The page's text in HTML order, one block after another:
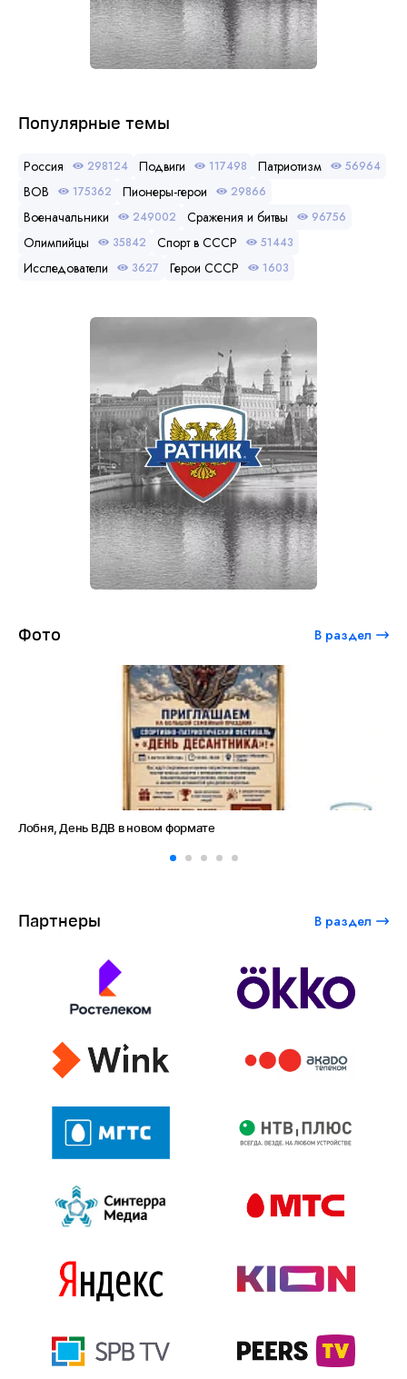
Популярные темы
Россия 298124 Подвиги 117498 Патриотизм 56964
ВОВ 175362 Пионеры-герои 29866
Военачальники 249002 Сражения и битвы 96756
Олимпийцы 35842 Спорт в СССР 51443
Исследователи 3627 Герои СССР 1603
Фото В раздел
Лобня, День ВДВ в новом формате
Партнеры В раздел